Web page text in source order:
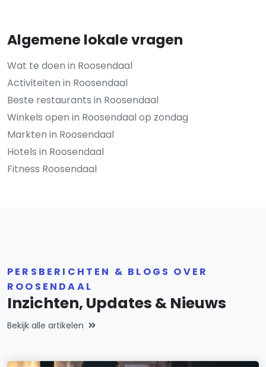
Algemene lokale vragen
Wat te doen in Roosendaal
Activiteiten in Roosendaal
Beste restaurants in Roosendaal
Winkels open in Roosendaal op zondag
Markten in Roosendaal
Hotels in Roosendaal
Fitness Roosendaal
PERSBERICHTEN & BLOGS OVER
ROOSENDAAL
Inzichten, Updates & Nieuws
Bekijk alle artikelen